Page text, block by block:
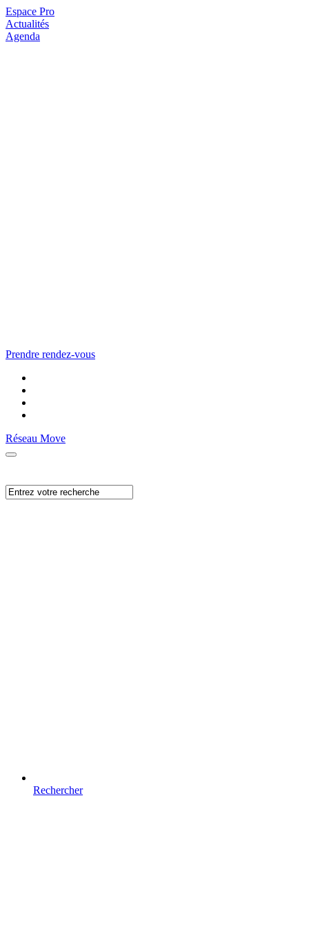
Espace Pro
Actualités
Agenda
Prendre rendez-vous
Réseau Move
Rechercher